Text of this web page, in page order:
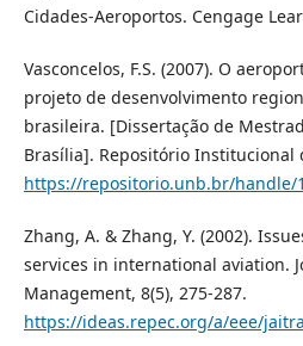
Cidades-Aeroportos. Cengage
Vasconcelos, F.S. (2007). O
projeto de desenvolvimento
brasileira. [Dissertação de
Brasília]. Repositório Institucional
https://repositorio.unb.br/handle/
Zhang, A. & Zhang, Y. (2002).
services in international aviation.
Management, 8(5), 275-287.
https://ideas.repec.org/a/eee/